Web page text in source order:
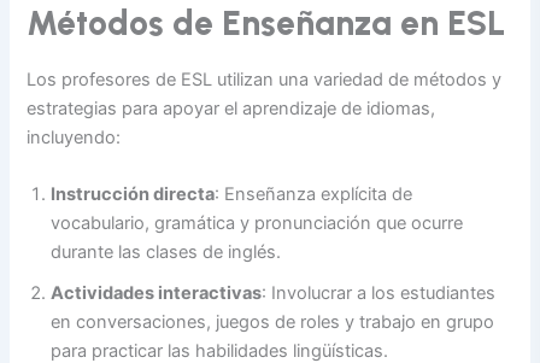
Métodos de Enseñanza en ESL
Los profesores de ESL utilizan una variedad de métodos y
estrategias para apoyar el aprendizaje de idiomas,
incluyendo:
Instrucción directa: Enseñanza explícita de
vocabulario, gramática y pronunciación que ocurre
durante las clases de inglés.
Actividades interactivas: Involucrar a los estudiantes
en conversaciones, juegos de roles y trabajo en grupo
para practicar las habilidades lingüísticas.